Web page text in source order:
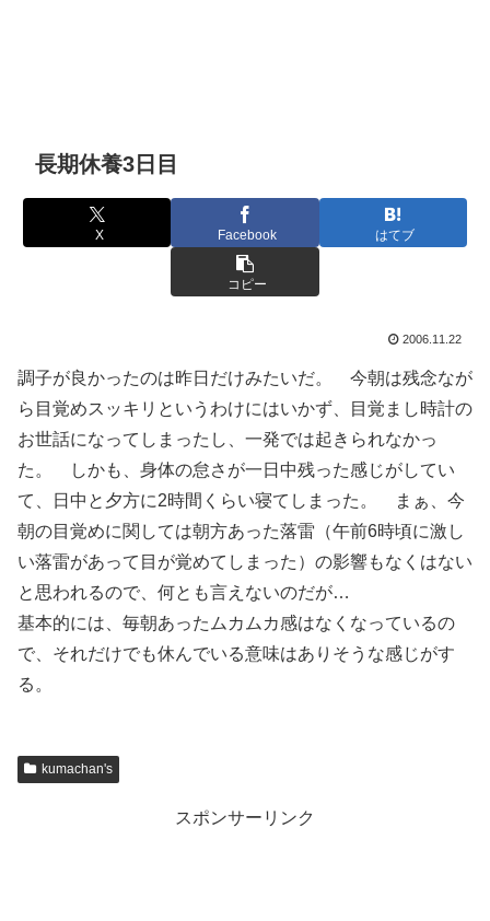
長期休養3日目
X Facebook はてブ
コピー
2006.11.22
調子が良かったのは昨日だけみたいだ。 今朝は残念なが
ら目覚めスッキリというわけにはいかず、目覚まし時計の
お世話になってしまったし、一発では起きられなかっ
た。 しかも、身体の怠さが一日中残った感じがしてい
て、日中と夕方に2時間くらい寝てしまった。 まぁ、今
朝の目覚めに関しては朝方あった落雷（午前6時頃に激し
い落雷があって目が覚めてしまった）の影響もなくはない
と思われるので、何とも言えないのだが…
基本的には、毎朝あったムカムカ感はなくなっているの
で、それだけでも休んでいる意味はありそうな感じがす
る。
kumachan's
スポンサーリンク